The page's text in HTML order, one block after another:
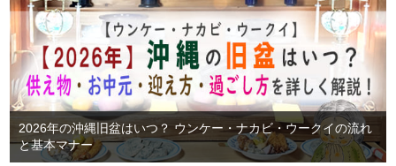
2026年の沖縄旧盆はいつ？ ウンケー・ナカビ・ウークイの流れ
と基本マナー